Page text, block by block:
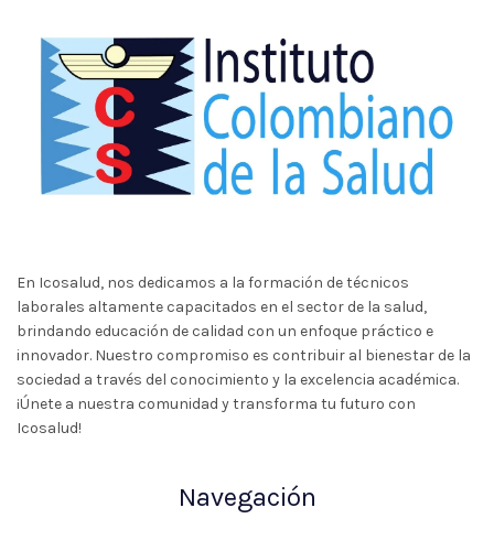
En Icosalud, nos dedicamos a la formación de técnicos
laborales altamente capacitados en el sector de la salud,
brindando educación de calidad con un enfoque práctico e
innovador. Nuestro compromiso es contribuir al bienestar de la
sociedad a través del conocimiento y la excelencia académica.
¡Únete a nuestra comunidad y transforma tu futuro con
Icosalud!
Navegación